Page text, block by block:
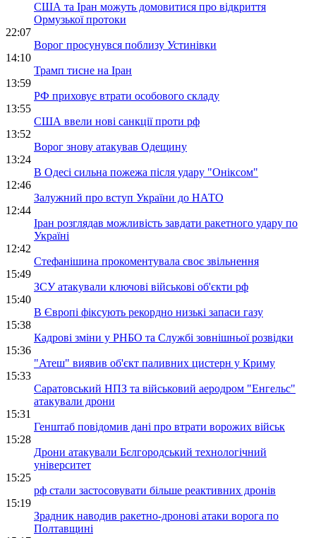
США та Іран можуть домовитися про відкриття
Ормузької протоки
22:07
Ворог просунувся поблизу Устинівки
14:10
Трамп тисне на Іран
13:59
РФ приховує втрати особового складу
13:55
США ввели нові санкції проти рф
13:52
Ворог знову атакував Одещину
13:24
В Одесі сильна пожежа після удару "Оніксом"
12:46
Залужний про вступ України до НАТО
12:44
Іран розглядав можливість завдати ракетного удару по
Україні
12:42
Стефанішина прокоментувала своє звільнення
15:49
ЗСУ атакували ключові військові об'єкти рф
15:40
В Європі фіксують рекордно низькі запаси газу
15:38
Кадрові зміни у РНБО та Службі зовнішньої розвідки
15:36
"Атеш" виявив об'єкт паливних цистерн у Криму
15:33
Саратовський НПЗ та військовий аеродром "Енгельс"
атакували дрони
15:31
Генштаб повідомив дані про втрати ворожих військ
15:28
Дрони атакували Бєлгородський технологічний
університет
15:25
рф стали застосовувати більше реактивних дронів
15:19
Зрадник наводив ракетно-дронові атаки ворога по
Полтавщині